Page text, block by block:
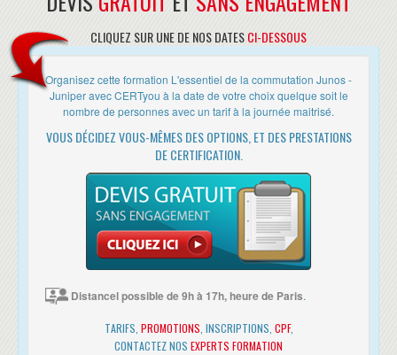
Limitation MAC
DHCP Snooping
Dynamic ARP Inspection (DAI)
IP Source Guard
SÉCURITÉ ET FILTRES FIREWALL
Storm Control
HAUTE-DISPONIBILITÉ
Vue d'ensemble
Agrégation de liens
Redundant Trunk Groups
Configurer LAGs et RTG
Configurer et contrôler un Virtual Chassis
- en Alternance, c'est à dire à la carte entre le présentiel et le
s'adapter à leurs contraintes.
DEROULEMENT
• Les horaires de fin de journée sont adaptés en fonction des
horaires des trains ou des avions des différents participants.
• Une attestation de suivi de formation vous sera remise en fin de
formation.
• Cette formation est organisée pour un maximum de 14 participants.
CLIQUEZ SUR UNE DE NOS DATESCI-DESSOUS
Organisez cette formation L'essentiel de la commutation Junos -
Juniper avec CERTyou à la date de votre choix quelque soit le
nombre de personnes avec un tarif à la journée maitrisé.
VOUS DÉCIDEZ VOUS-MÊMES DES OPTIONS, ET DES PRESTATIONS
DE CERTIFICATION.
Distancel possible de 9h à 17h, heure de Paris.
TARIFS, PROMOTIONS , INSCRIPTIONS, CPF,
CONTACTEZ NOS EXPERTS FORMATION